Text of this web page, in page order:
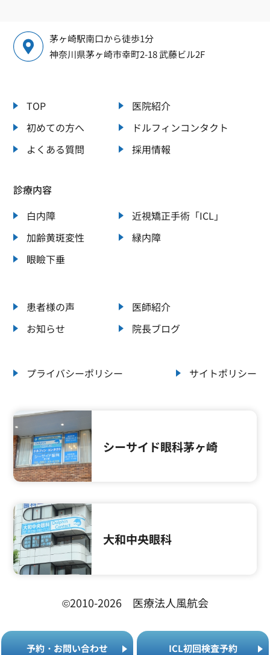
予約 ・ お問い合わせ ICL初回検査予約
茅ヶ崎駅南口から徒歩1分
神奈川県茅ヶ崎市幸町2-18 武藤ビル2F
TOP
初めての方へ
よくある質問
診療内容
白内障
近視矯正手術「ICL」
加齢黄斑変性
緑内障
眼瞼下垂
患者様の声
医師紹介
お知らせ
院長ブログ
医院紹介
ドルフィンコンタクト
採用情報
プライバシーポリシー サイトポリシー
シーサイド眼科茅ヶ崎
大和中央眼科
©2010-2026 医療法人風航会